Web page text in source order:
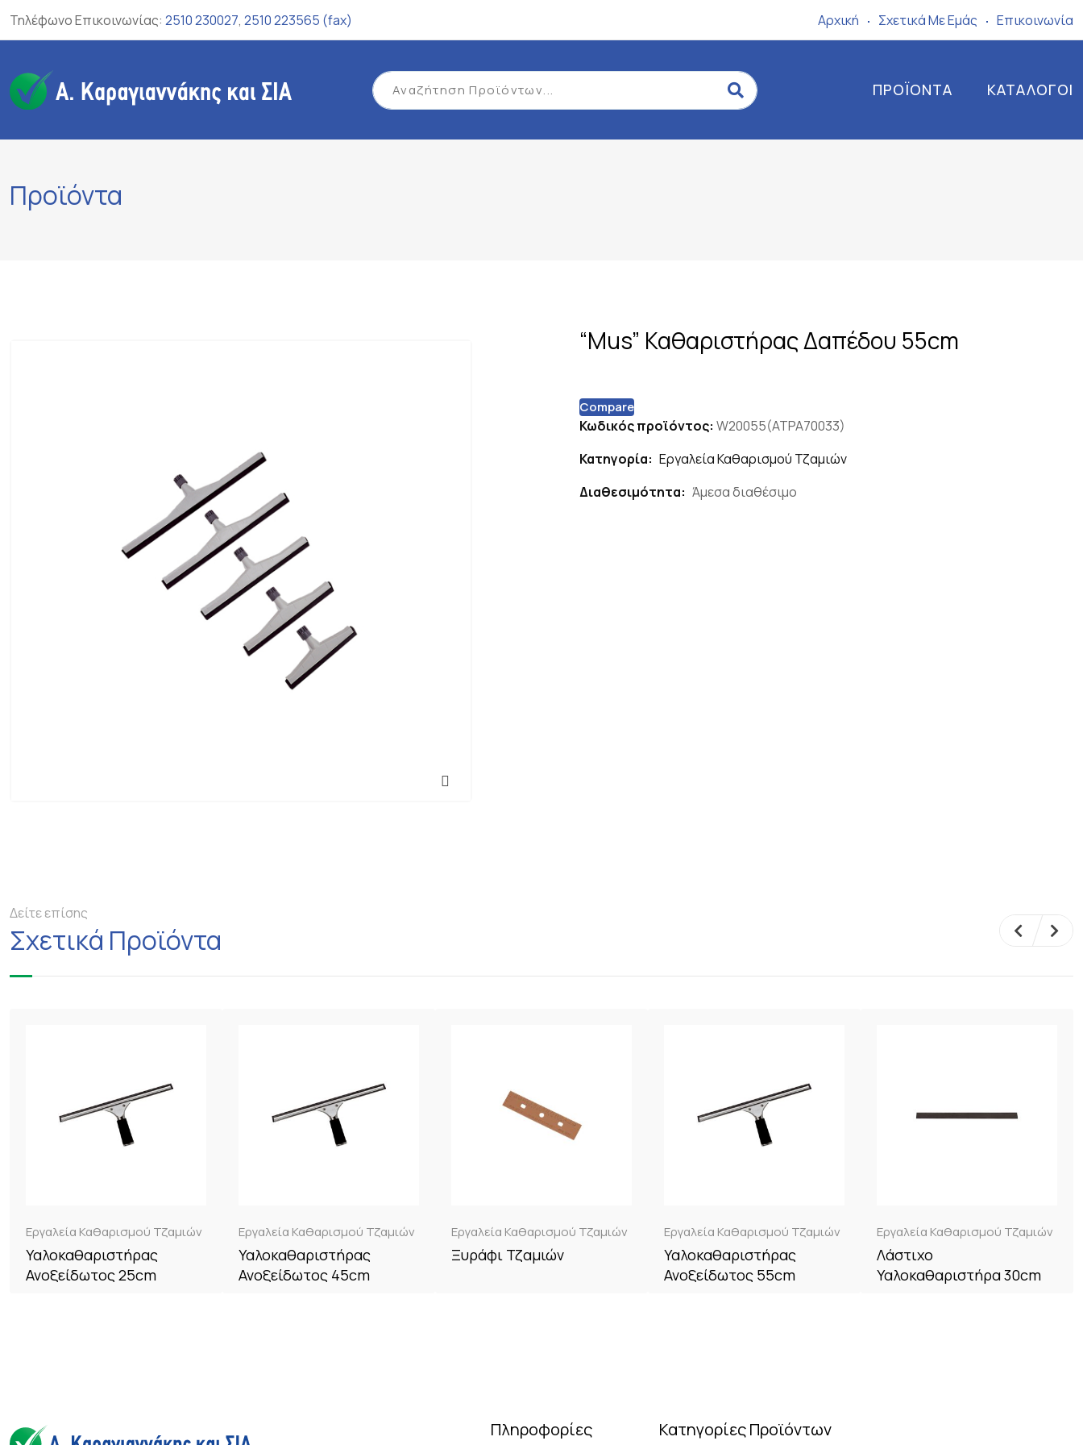
Τηλέφωνο Επικοινωνίας: 2510 230027, 2510 223565 (fax) Αρχική Σχετικά Mε Eμάς Επικοινωνία
ΠΡΟΪΌΝΤΑ ΚΑΤΆΛΟΓΟΙ
Προϊόντα
“Mus” Καθαριστήρας Δαπέδου 55cm
Compare
Κωδικός προϊόντος: W20055(ATPA70033)
Κατηγορία: Εργαλεία Καθαρισμού Τζαμιών
Διαθεσιμότητα: Άμεσα διαθέσιμο
Δείτε επίσης
Σχετικά Προϊόντα
Εργαλεία Καθαρισμού Τζαμιών
Υαλοκαθαριστήρας
Ανοξείδωτος 25cm
Εργαλεία Καθαρισμού Τζαμιών
Υαλοκαθαριστήρας
Ανοξείδωτος 45cm
Εργαλεία Καθαρισμού Τζαμιών
Ξυράφι Τζαμιών
Εργαλεία Καθαρισμού Τζαμιών
Υαλοκαθαριστήρας
Ανοξείδωτος 55cm
Εργαλεία Καθαρισμού Τζαμιών
Λάστιχο
Υαλοκαθαριστήρα 30cm
Πληροφορίες Κατηγορίες Προϊόντων